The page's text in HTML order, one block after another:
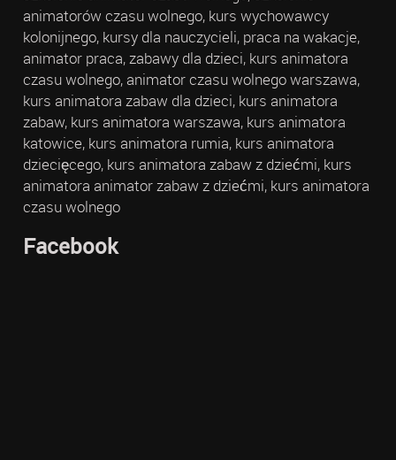
animatorów czasu wolnego, kurs wychowawcy
kolonijnego, kursy dla nauczycieli, praca na wakacje,
animator praca, zabawy dla dzieci, kurs animatora
czasu wolnego, animator czasu wolnego warszawa,
kurs animatora zabaw dla dzieci, kurs animatora
zabaw, kurs animatora warszawa, kurs animatora
katowice, kurs animatora rumia, kurs animatora
dziecięcego, kurs animatora zabaw z dziećmi, kurs
animatora animator zabaw z dziećmi, kurs animatora
czasu wolnego
Facebook